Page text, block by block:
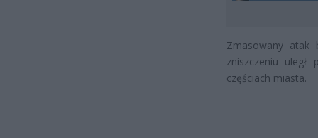
Zmasowany atak
zniszczeniu
częściach miasta.